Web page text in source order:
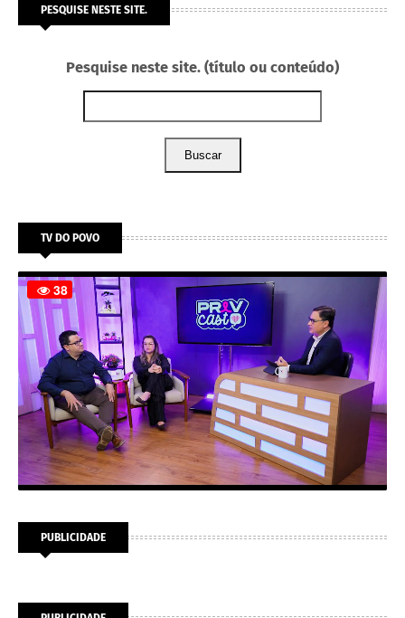
PESQUISE NESTE SITE.
Pesquise neste site. (título ou conteúdo)
Buscar
TV DO POVO
PUBLICIDADE